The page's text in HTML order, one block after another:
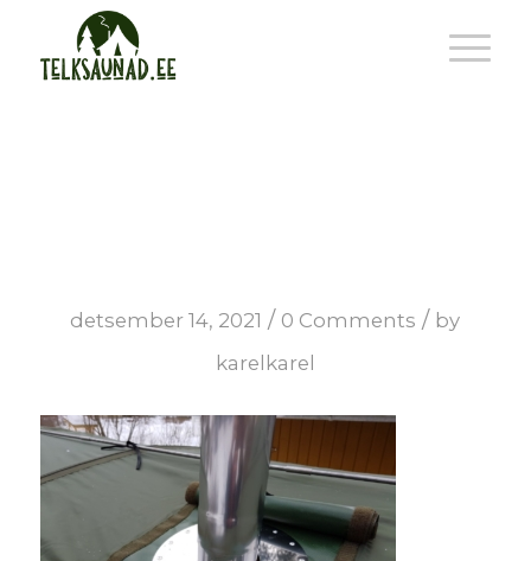
detsember 14, 2021 / 0 Comments / by
karelkarel